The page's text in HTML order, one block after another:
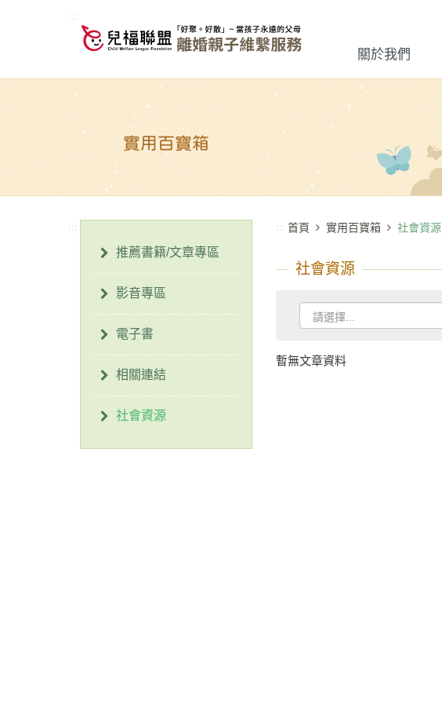
:::
關於我們
:::
推薦書籍/文章專區
影音專區
電子書
相關連結
社會資源
::: 首頁 實用百寶箱 社會資源
社會資源
暫無文章資料